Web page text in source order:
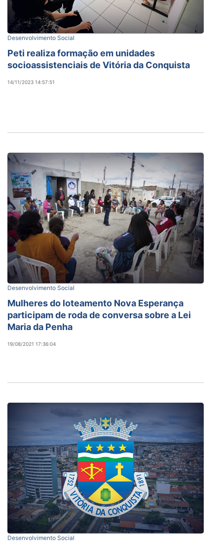
Desenvolvimento Social
Peti realiza formação em unidades
socioassistenciais de Vitória da Conquista
14/11/2023 14:57:51
Desenvolvimento Social
Mulheres do loteamento Nova Esperança
participam de roda de conversa sobre a Lei
Maria da Penha
19/08/2021 17:36:04
Desenvolvimento Social